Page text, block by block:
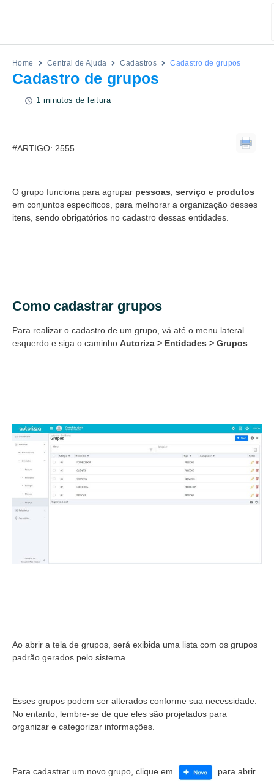
Home Central de Ajuda Cadastros Cadastro de grupos
Cadastro de grupos
1 minutos de leitura
#ARTIGO: 2555
O grupo funciona para agrupar pessoas serviço e produtos
em conjuntos específicos, para melhorar a organização desses
itens, sendo obrigatórios no cadastro dessas entidades.
Como cadastrar grupos
Para realizar o cadastro de um grupo, vá até o menu lateral
esquerdo e siga o caminho Autoriza > Entidades > Grupos
Ao abrir a tela de grupos, será exibida uma lista com os grupos
padrão gerados pelo sistema.
Esses grupos podem ser alterados conforme sua necessidade.
No entanto, lembre-se de que eles são projetados para
organizar e categorizar informações.
Para cadastrar um novo grupo, clique em
para abrir